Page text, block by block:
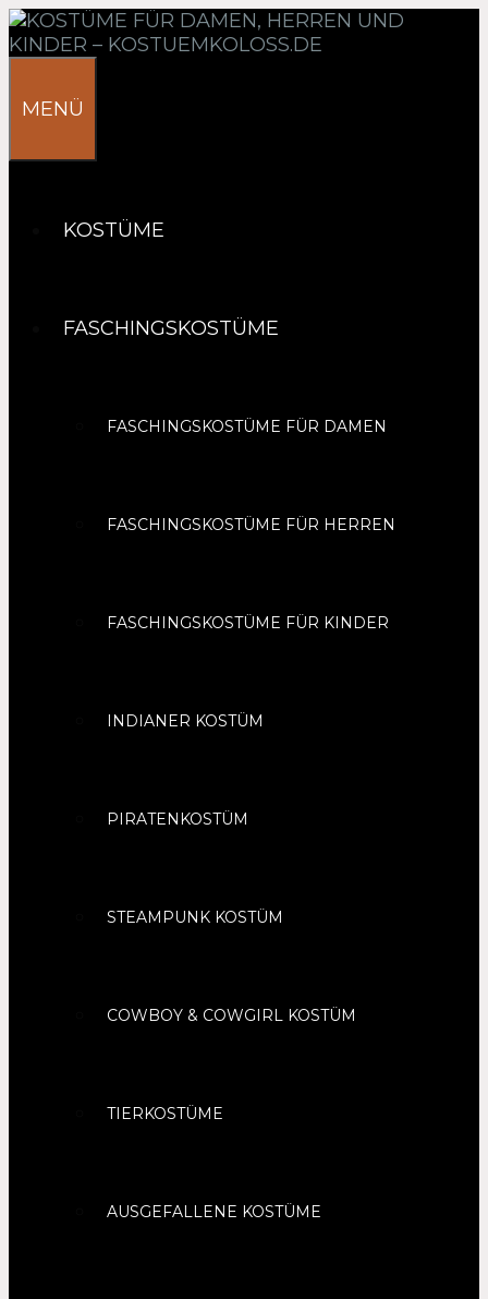
Springe
zum
MENÜ
KOSTÜME
FASCHINGSKOSTÜME
FASCHINGSKOSTÜME FÜR DAMEN
FASCHINGSKOSTÜME FÜR HERREN
FASCHINGSKOSTÜME FÜR KINDER
INDIANER KOSTÜM
PIRATENKOSTÜM
STEAMPUNK KOSTÜM
COWBOY & COWGIRL KOSTÜM
TIERKOSTÜME
AUSGEFALLENE KOSTÜME